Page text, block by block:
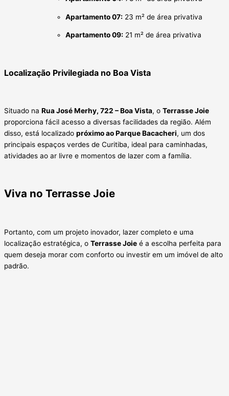
Apartamento 07: 23 m² de área privativa
Apartamento 09: 21 m² de área privativa
Localização Privilegiada no Boa Vista
Situado na Rua José Merhy, 722 – Boa Vista, o Terrasse Joie
proporciona fácil acesso a diversas facilidades da região. Além
disso, está localizado próximo ao Parque Bacacheri, um dos
principais espaços verdes de Curitiba, ideal para caminhadas,
atividades ao ar livre e momentos de lazer com a família.
Viva no Terrasse Joie
Portanto, com um projeto inovador, lazer completo e uma
localização estratégica, o Terrasse Joie é a escolha perfeita para
quem deseja morar com conforto ou investir em um imóvel de alto
padrão.